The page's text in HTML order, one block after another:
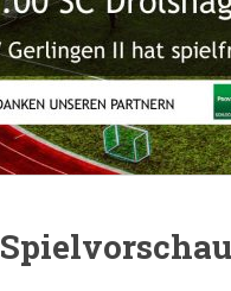
Spielvorschau